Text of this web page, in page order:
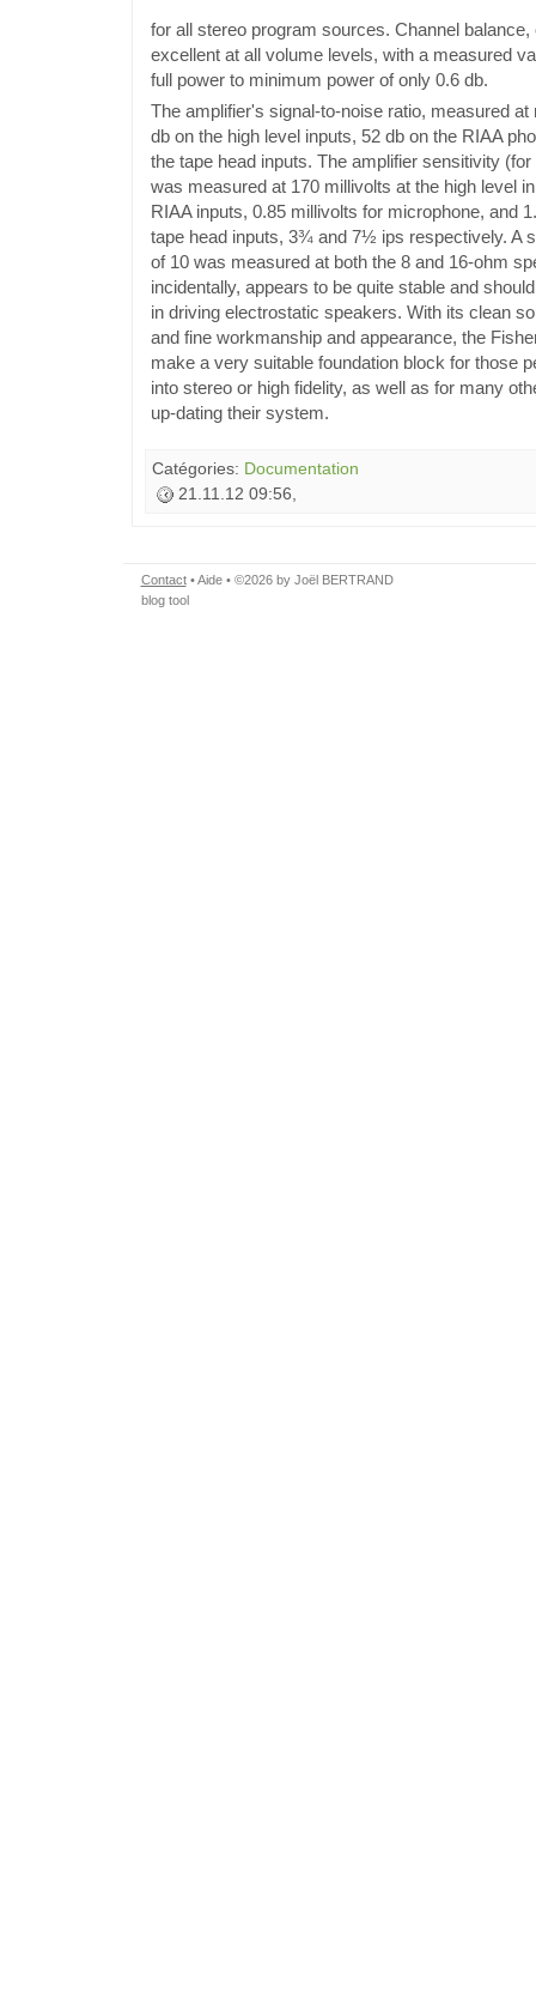
for all stereo program sources. Channel
excellent at all volume levels, with a measured
full power to minimum power of only 0.6 db.
The amplifier's signal-to-noise ratio, measured
db on the high level inputs, 52 db on the RIAA
the tape head inputs. The amplifier sensitivity
was measured at 170 millivolts at the high level
RIAA inputs, 0.85 millivolts for microphone, and
tape head inputs, 3¾ and 7½ ips respectively. A
of 10 was measured at both the 8 and 16-ohm
incidentally, appears to be quite stable and
in driving electrostatic speakers. With its clean
and fine workmanship and appearance, the
make a very suitable foundation block for those
into stereo or high fidelity, as well as for many
up-dating their system.
Catégories: Documentation
21.11.12 09:56,
Contact•Aide• ©2026 by Joël BERTRAND
blog tool